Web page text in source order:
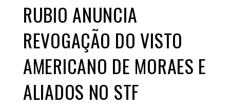
RUBIO ANUNCIA
REVOGAÇÃO DO VISTO
AMERICANO DE MORAES E
ALIADOS NO STF